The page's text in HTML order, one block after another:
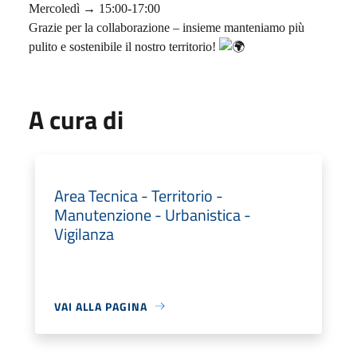
Mercoledì → 15:00-17:00
Grazie per la collaborazione – insieme manteniamo più
pulito e sostenibile il nostro territorio!
A cura di
Area Tecnica - Territorio -
Manutenzione - Urbanistica -
Vigilanza
VAI ALLA PAGINA